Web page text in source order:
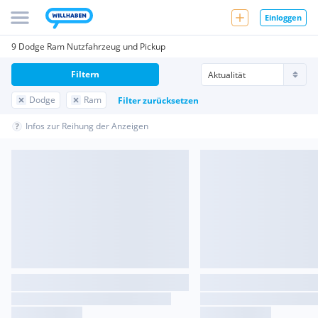
Einloggen
9 Dodge Ram Nutzfahrzeug und Pickup
Dodge Ram Filter zurücksetzen
Filtern
Infos zur Reihung der Anzeigen